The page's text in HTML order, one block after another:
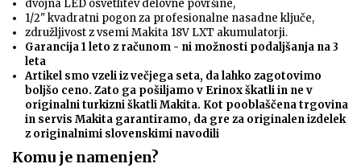
dvojna LED osvetlitev delovne površine,
1/2" kvadratni pogon za profesionalne nasadne ključe,
združljivost z vsemi Makita 18V LXT akumulatorji.
Garancija 1 leto z računom - ni možnosti podaljšanja na 3
leta
Artikel smo vzeli iz večjega seta, da lahko zagotovimo
boljšo ceno. Zato ga pošiljamo v Erinox škatli in ne v
originalni turkizni škatli Makita. Kot pooblaščena trgovina
in servis Makita garantiramo, da gre za originalen izdelek
z originalnimi slovenskimi navodili
Komu je namenjen?